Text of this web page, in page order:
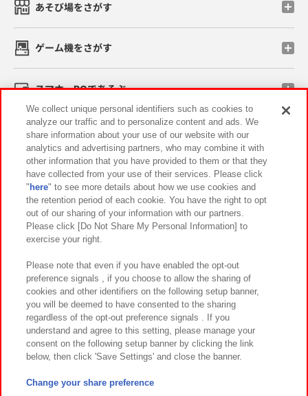
あそび場をさがす
ゲーム機をさがす
スマホ・PCであそぶ
イベント・キャンペーン
関連会社 サステナビリティ サイトポリシー
プライバシーポリシー ウェブアクセシビリティ方針と検証結果
お取引先さまとともに
カスタマーハラスメント対応方針 よくあるご質問・お問い合わせ
©Bandai Namco Amusement Inc.
©Bandai Namco Amusement Lab Inc.
We collect unique personal identifiers such as cookies to
analyze our traffic and to personalize content and ads. We
share information about your use of our website with our
analytics and advertising partners, who may combine it with
other information that you have provided to them or that they
have collected from your use of their services. Please click
" here" to see more details about how we use cookies and
the retention period of each cookie. You have the right to opt
out of our sharing of your information with our partners.
Please click [Do Not Share My Personal Information] to
exercise your right.
Please note that even if you have enabled the opt-out
preference signals , if you choose to allow the sharing of
cookies and other identifiers on the following setup banner,
you will be deemed to have consented to the sharing
regardless of the opt-out preference signals . If you
understand and agree to this setting, please manage your
consent on the following setup banner by clicking the link
below, then click 'Save Settings' and close the banner.
Change your share preference